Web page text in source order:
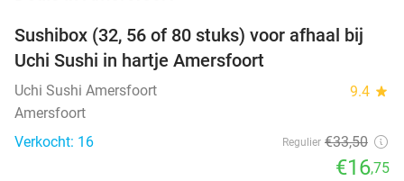
50%
TODAY
Sushibox (32, 56 of 80 stuks) voor afhaal bij
Uchi Sushi in hartje Amersfoort
Uchi Sushi Amersfoort 9.4 star
Amersfoort
Verkocht: 16
Regulier €33,50
€16,75